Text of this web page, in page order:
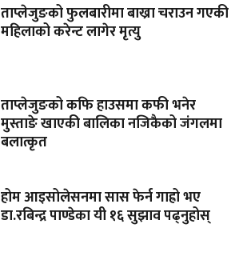
ताप्लेजुङको फुलबारीमा बाख्रा चराउन गएकी
महिलाको करेन्ट लागेर मृत्यु
ताप्लेजुङको कफि हाउसमा कफी भनेर
मुस्ताङे खाएकी बालिका नजिकैको जंगलमा
बलात्कृत
होम आइसोलेसनमा सास फेर्न गाह्रो भए
डा.रबिन्द्र पाण्डेका यी १६ सुझाव पढ्नुहोस्